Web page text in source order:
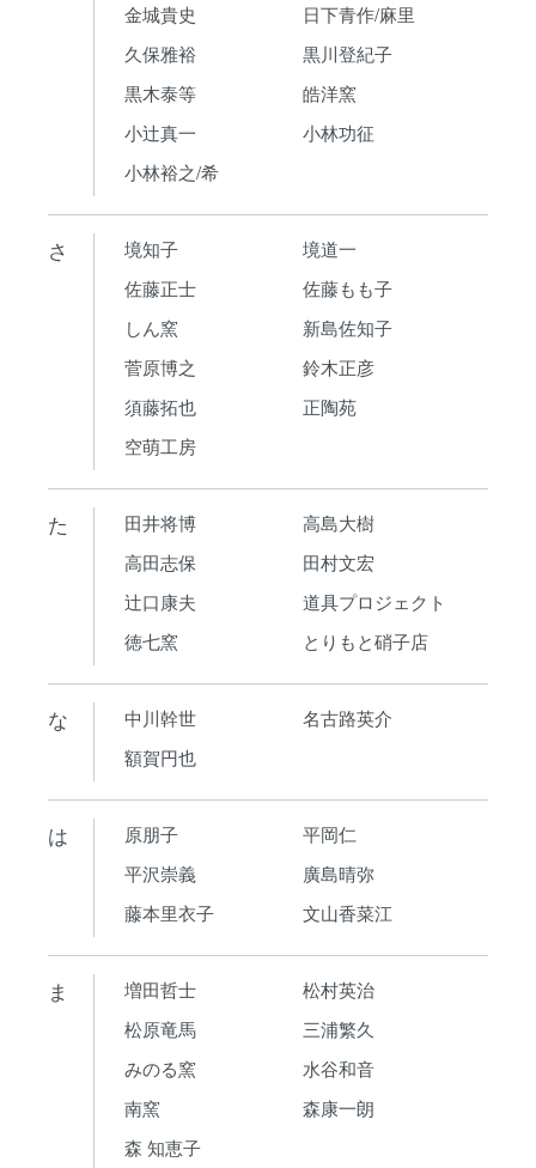
金城貴史
日下青作/麻里
久保雅裕
黒川登紀子
黒木泰等
皓洋窯
小辻真一
小林功征
小林裕之/希
さ 境知子
境道一
佐藤正士
佐藤もも子
しん窯
新島佐知子
菅原博之
鈴木正彦
須藤拓也
正陶苑
空萌工房
た 田井将博
高島大樹
高田志保
田村文宏
辻口康夫
道具プロジェクト
徳七窯
とりもと硝子店
な 中川幹世
名古路英介
額賀円也
は 原朋子
平岡仁
平沢崇義
廣島晴弥
藤本里衣子
文山香菜江
ま 増田哲士
松村英治
松原竜馬
三浦繁久
みのる窯
水谷和音
南窯
森康一朗
森 知恵子